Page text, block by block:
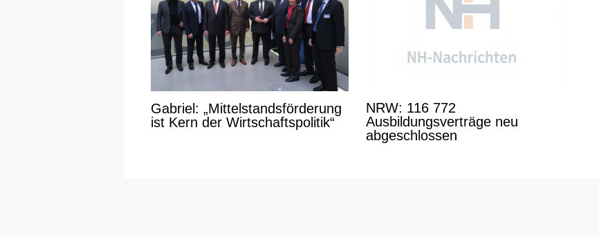
Gabriel: „Mittelstandsförderung
ist Kern der Wirtschaftspolitik“
NRW: 116 772
Ausbildungsverträge neu
abgeschlossen